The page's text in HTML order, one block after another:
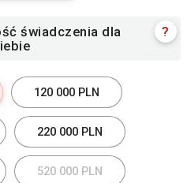
świadczenia dla
?
120 000 PLN
220 000 PLN
520 000 PLN